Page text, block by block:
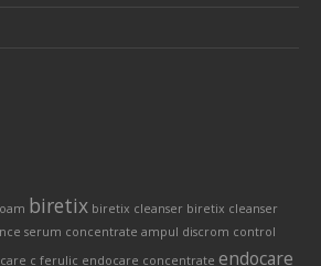
biretix biretix cleanser biretix cleanser
serum concentrate ampul discrom control
c ferulic endocare concentrate endocare